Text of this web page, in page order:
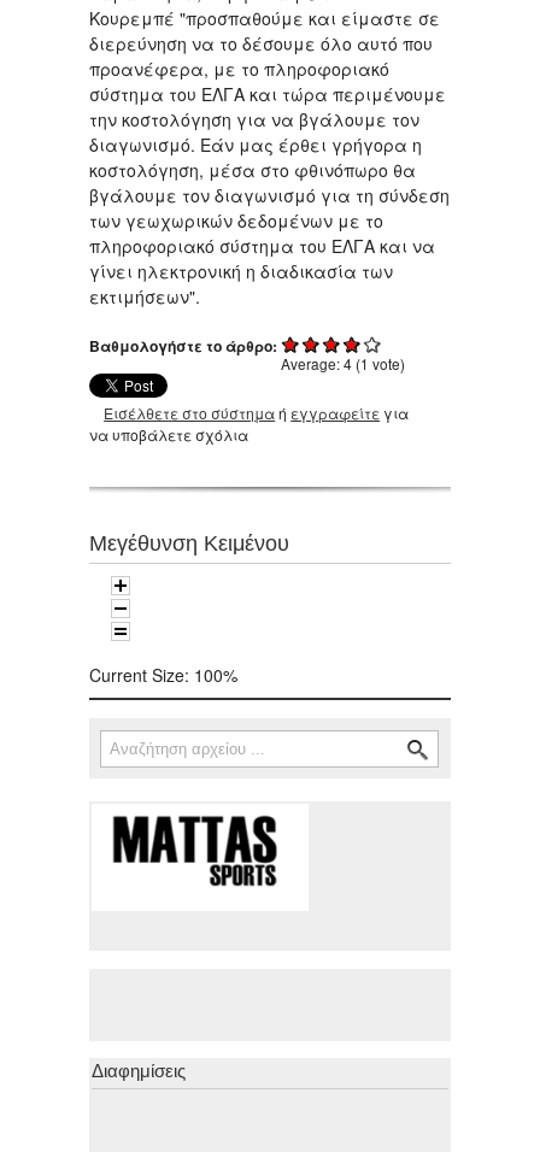
Κουρεμπέ "προσπαθούμε και είμαστε σε
διερεύνηση να το δέσουμε όλο αυτό που
προανέφερα, με το πληροφοριακό
σύστημα του ΕΛΓΑ και τώρα περιμένουμε
την κοστολόγηση για να βγάλουμε τον
διαγωνισμό. Εάν μας έρθει γρήγορα η
κοστολόγηση, μέσα στο φθινόπωρο θα
βγάλουμε τον διαγωνισμό για τη σύνδεση
των γεωχωρικών δεδομένων με το
πληροφοριακό σύστημα του ΕΛΓΑ και να
γίνει ηλεκτρονική η διαδικασία των
εκτιμήσεων".
Βαθμολογήστε το άρθρο:
Average:4 (1 vote)
Εισέλθετε στο σύστημαή εγγραφείτε για
να υποβάλετε σχόλια
Μεγέθυνση Κειμένου
Current Size: 100%
Φόρμα αναζήτησης
Αναζήτηση
Διαφημίσεις